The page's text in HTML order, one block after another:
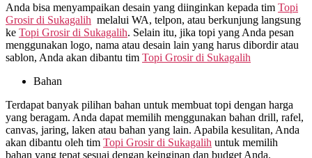
Anda bisa menyampaikan desain yang diinginkan kepada tim Topi
Grosir di Sukagalih melalui WA, telpon, atau berkunjung langsung
ke Topi Grosir di Sukagalih. Selain itu, jika topi yang Anda pesan
menggunakan logo, nama atau desain lain yang harus dibordir atau
sablon, Anda akan dibantu tim Topi Grosir di Sukagalih
Bahan
Terdapat banyak pilihan bahan untuk membuat topi dengan harga
yang beragam. Anda dapat memilih menggunakan bahan drill, rafel,
canvas, jaring, laken atau bahan yang lain. Apabila kesulitan, Anda
akan dibantu oleh tim Topi Grosir di Sukagalih untuk memilih
bahan yang tepat sesuai dengan keinginan dan budget Anda.